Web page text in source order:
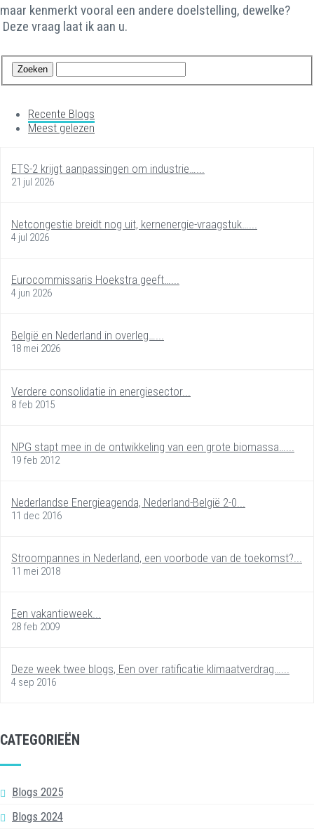
maar kenmerkt vooral een andere doelstelling, dewelke?
Deze vraag laat ik aan u.
Recente Blogs
Meest gelezen
ETS-2 krijgt aanpassingen om industrie…...
21 jul 2026
Netcongestie breidt nog uit, kernenergie-vraagstuk…...
4 jul 2026
Eurocommissaris Hoekstra geeft…...
4 jun 2026
België en Nederland in overleg…...
18 mei 2026
Verdere consolidatie in energiesector...
8 feb 2015
NPG stapt mee in de ontwikkeling van een grote biomassa…...
19 feb 2012
Nederlandse Energieagenda, Nederland-België 2-0...
11 dec 2016
Stroompannes in Nederland, een voorbode van de toekomst?...
11 mei 2018
Een vakantieweek...
28 feb 2009
Deze week twee blogs, Een over ratificatie klimaatverdrag…...
4 sep 2016
CATEGORIEËN
Blogs 2025
Blogs 2024